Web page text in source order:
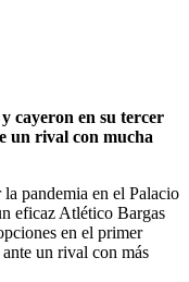
cayeron en su tercer
un rival con mucha
pandemia en el Palacio
eficaz Atlético Bargas
en el primer
un rival con más